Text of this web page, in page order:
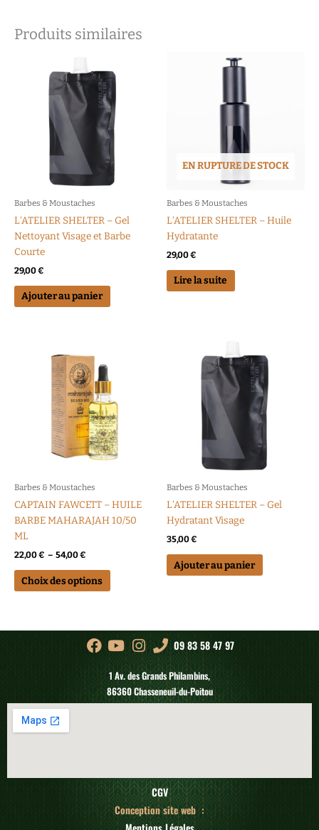
Produits similaires
Barbes & Moustaches
L’ATELIER SHELTER – Gel
Nettoyant Visage et Barbe
Courte
29,00€
Ajouter au panier
EN RUPTURE DE STOCK
Barbes & Moustaches
L’ATELIER SHELTER – Huile
Hydratante
29,00€
Lire la suite
Barbes & Moustaches
CAPTAIN FAWCETT – HUILE
BARBE MAHARAJAH 10/50
ML
22,00€ – 54,00€
prix :
22,00 €
à
54,00 €
Choix des options
plusieurs
variations.
Les
options
peuvent
sur
la
Barbes & Moustaches
L’ATELIER SHELTER – Gel
Hydratant Visage
35,00€
Ajouter au panier
09 83 58 47 97
1 Av. des Grands Philambins,
86360 Chasseneuil-du-Poitou
CGV
Conception site web :